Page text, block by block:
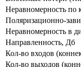
Неравномерность по
Поляризационно-
Неравномерность в
Направленность, Дб
Кол-во входов
Кол-во выходов